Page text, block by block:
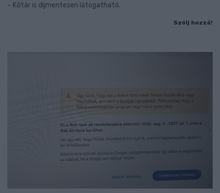
– Kőtár is díjmentesen látogatható.
Szólj hozzá!